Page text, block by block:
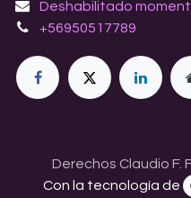
Deshabilitado
+56950517789
Derechos Claudio F.
Con la tecnología de